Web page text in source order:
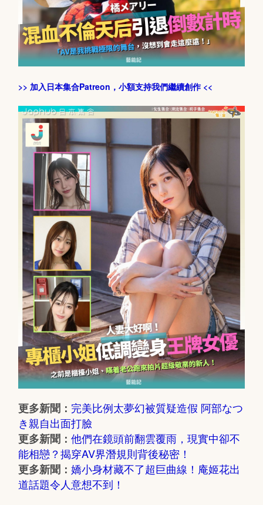
>> 加入日本集合Patreon，小額支持我們繼續創作 <<
更多新聞： 完美比例太夢幻被質疑造假 阿部なつ
き親自出面打臉
更多新聞：他們在鏡頭前翻雲覆雨，現實中卻不
能相戀？揭穿AV界潛規則背後秘密！
更多新聞：嬌小身材藏不了超巨曲線！庵姬花出
道話題令人意想不到！